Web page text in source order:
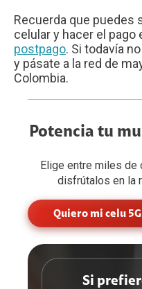
Recuerda que puedes
celular y hacer el
postpago. Si todavía
y pásate a la red de
Colombia.
Potencia tu
Elige entre miles de
disfrútalos en la
Quiero mi celu 5G
Si